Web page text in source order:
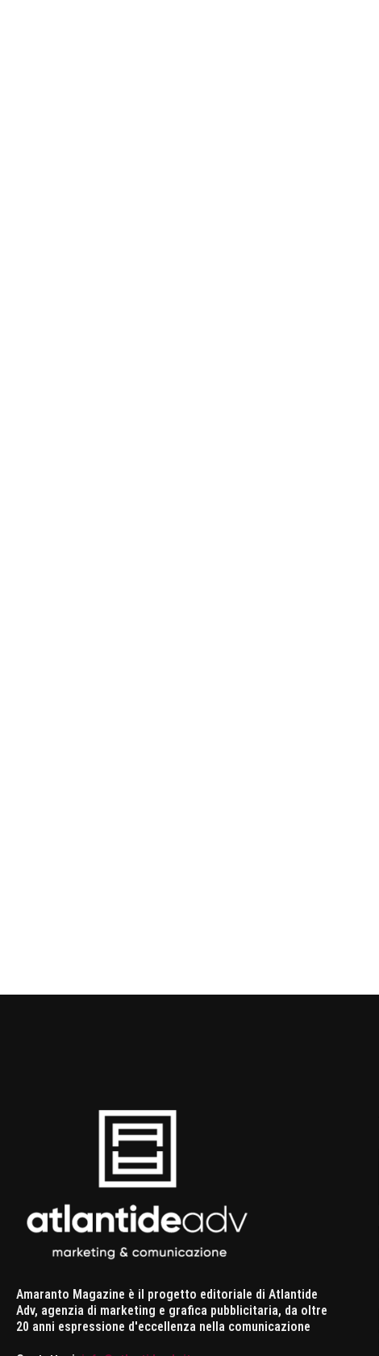
Amaranto Magazine è il progetto editoriale di Atlantide
Adv, agenzia di marketing e grafica pubblicitaria, da oltre
20 anni espressione d'eccellenza nella comunicazione